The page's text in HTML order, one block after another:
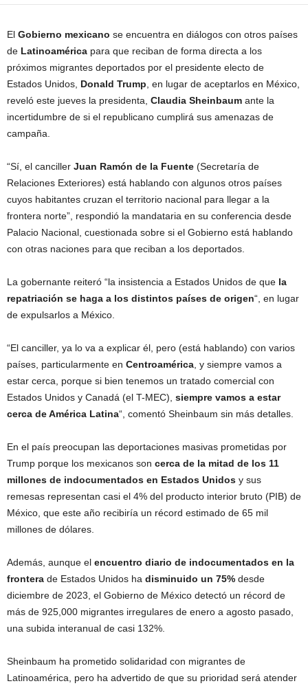
El Gobierno mexicano se encuentra en diálogos con otros países
de Latinoamérica para que reciban de forma directa a los
próximos migrantes deportados por el presidente electo de
Estados Unidos, Donald Trump , en lugar de aceptarlos en México,
reveló este jueves la presidenta, Claudia Sheinbaum ante la
incertidumbre de si el republicano cumplirá sus amenazas de
campaña.
“Sí, el canciller Juan Ramón de la Fuente (Secretaría de
Relaciones Exteriores) está hablando con algunos otros países
cuyos habitantes cruzan el territorio nacional para llegar a la
frontera norte”, respondió la mandataria en su conferencia desde
Palacio Nacional, cuestionada sobre si el Gobierno está hablando
con otras naciones para que reciban a los deportados.
La gobernante reiteró “la insistencia a Estados Unidos de que la
repatriación se haga a los distintos países de origen“, en lugar
de expulsarlos a México.
“El canciller, ya lo va a explicar él, pero (está hablando) con varios
países, particularmente en Centroamérica , y siempre vamos a
estar cerca, porque si bien tenemos un tratado comercial con
Estados Unidos y Canadá (el T-MEC), siempre vamos a estar
cerca de América Latina“, comentó Sheinbaum sin más detalles.
En el país preocupan las deportaciones masivas prometidas por
Trump porque los mexicanos son cerca de la mitad de los 11
millones de indocumentados en Estados Unidos y sus
remesas representan casi el 4% del producto interior bruto (PIB) de
México, que este año recibiría un récord estimado de 65 mil
millones de dólares.
Además, aunque el encuentro diario de indocumentados en la
frontera de Estados Unidos ha disminuido un 75% desde
diciembre de 2023, el Gobierno de México detectó un récord de
más de 925,000 migrantes irregulares de enero a agosto pasado,
una subida interanual de casi 132%.
Sheinbaum ha prometido solidaridad con migrantes de
Latinoamérica, pero ha advertido de que su prioridad será atender